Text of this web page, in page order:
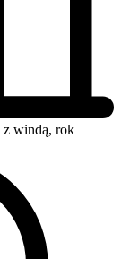
z windą, rok